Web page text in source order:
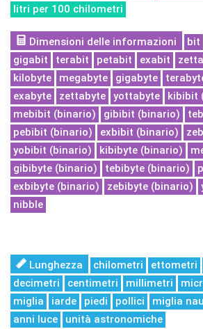
litri per 100 chilometri
Dimensioni delle informazioni bit
gigabit
terabit petabit exabit
kilobyte
megabyte gigabyte
exabyte
zettabyte yottabyte
kibibit
mebibit (binario)
gibibit (binario)
pebibit (binario)
exbibit (binario)
yobibit (binario)
kibibyte (binario)
gibibyte (binario)
tebibyte (binario)
exbibyte (binario)
zebibyte (binario)
nibble
Lunghezza chilometri ettometri
decimetri
centimetri millimetri
miglia
iarde piedi pollici miglia
anni luce
unità astronomiche